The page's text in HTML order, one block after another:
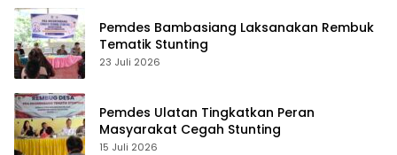
Pemdes Bambasiang Laksanakan Rembuk
Tematik Stunting
23 Juli 2026
Pemdes Ulatan Tingkatkan Peran
Masyarakat Cegah Stunting
15 Juli 2026